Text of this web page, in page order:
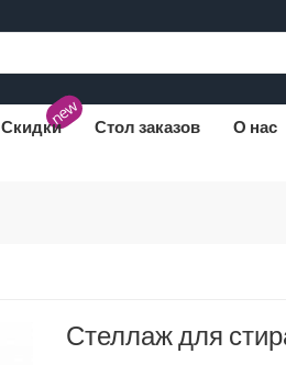
new
Скидки Стол заказов О нас
Стеллаж для